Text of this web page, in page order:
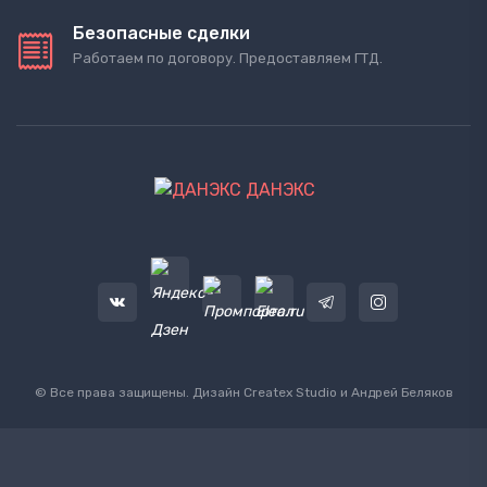
Безопасные сделки
Работаем по договору. Предоставляем ГТД.
ДАНЭКС
© Все права защищены. Дизайн Createx Studio и Андрей Беляков